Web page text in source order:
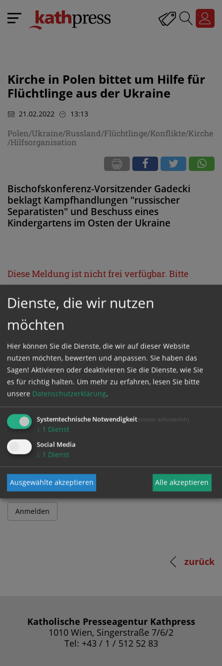
Kirche in Polen bittet um Hilfe für
Flüchtlinge aus der Ukraine
21.02.2022 13:13
Polen/Ukraine/Russland/Flüchtlinge/Konflikte/Kirche
/Hilfsorganisation
Bischofskonferenz-Vorsitzender Gadecki
beklagt Kampfhandlungen "russischer
Separatisten" und Beschuss eines
Kindergartens im Osten der Ukraine
Diese Meldung ist nicht frei verfügbar. Bitte
loggen Sie sich ein, oder bestellen Sie das
ProduktKathpress_online.
Bitte melden Sie sich mit Ihrem Benutzernamen
und Passwort an.
Benutzername
Passwort
zurück
Katholische Presseagentur Kathpress
1010 Wien, Singerstraße 7/6/2
Tel: +43 / 1 / 512 52 83
Dienste, die wir nutzen
möchten
Hier können Sie die Dienste, die wir auf dieser Website
nutzen möchten, bewerten und anpassen. Sie haben das
Sagen! Aktivieren oder deaktivieren Sie die Dienste, wie Sie
es für richtig halten. Um mehr zu erfahren, lesen Sie bitte
unsere Datenschutzerklärung.
Systemtechnische Notwendigkeit (immer erforderlich)
↓ 1 Dienst
Social Media
↓ 1 Dienst
Ausgewählte akzeptieren Alle akzeptieren